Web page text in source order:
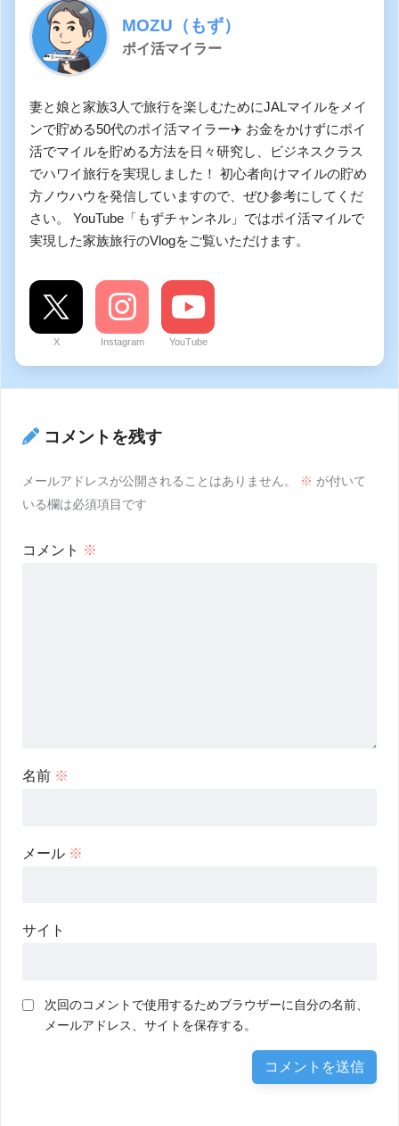
MOZU（もず）
ポイ活マイラー
妻と娘と家族3人で旅行を楽しむためにJALマイルをメイ
ンで貯める50代のポイ活マイラー✈️ お金をかけずにポイ
活でマイルを貯める方法を日々研究し、ビジネスクラス
でハワイ旅行を実現しました！ 初心者向けマイルの貯め
方ノウハウを発信していますので、ぜひ参考にしてくだ
さい。 YouTube「もずチャンネル」ではポイ活マイルで
実現した家族旅行のVlogをご覧いただけます。
X Instagram YouTube
コメントを残す
メールアドレスが公開されることはありません。 ※ が付いて
いる欄は必須項目です
コメント ※
名前 ※
メール ※
サイト
次回のコメントで使用するためブラウザーに自分の名前、
メールアドレス、サイトを保存する。